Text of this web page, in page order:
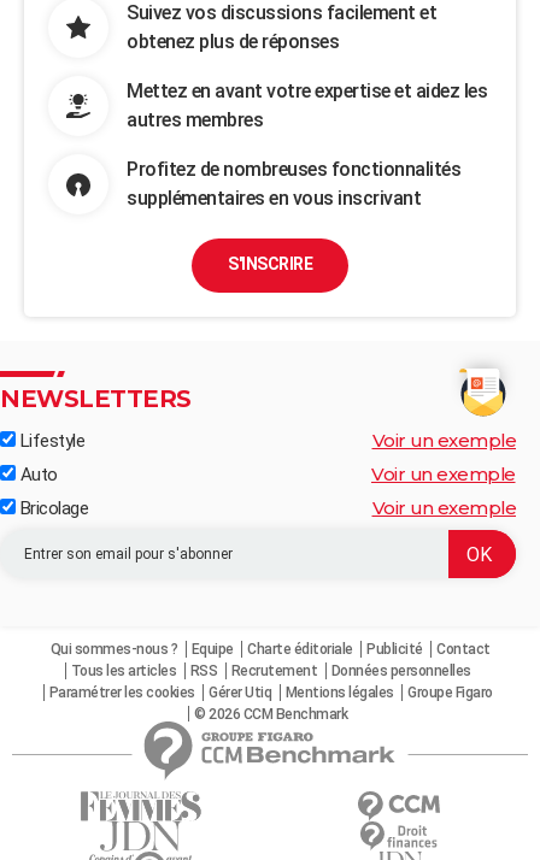
Suivez vos discussions facilement et
obtenez plus de réponses
Mettez en avant votre expertise et aidez les
autres membres
Profitez de nombreuses fonctionnalités
supplémentaires en vous inscrivant
S'INSCRIRE
NEWSLETTERS
Lifestyle Voir un exemple
Auto Voir un exemple
Bricolage Voir un exemple
Qui sommes-nous ? Equipe Charte éditoriale Publicité
Contact
Tous les articles
RSS Recrutement
Données personnelles
Paramétrer les cookies
Gérer Utiq Mentions légales
Groupe Figaro
© 2026 CCM Benchmark